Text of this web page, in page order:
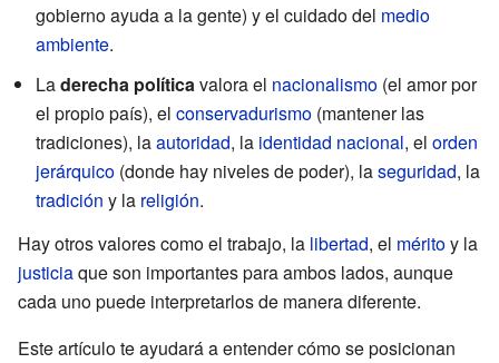
gobierno ayuda a la gente) y el cuidado del medio
ambiente.
Laderecha políticavalora el nacionalismo (el amor por
el propio país), el conservadurismo (mantener las
tradiciones), laautoridad, la identidad nacional, el orden
jerárquico (donde hay niveles de poder), laseguridad, la
tradición y la religión.
Hay otros valores como el trabajo, la libertad, el méritoy la
justiciaque son importantes para ambos lados, aunque
cada uno puede interpretarlos de manera diferente.
Este artículo te ayudará a entender cómo se posicionan